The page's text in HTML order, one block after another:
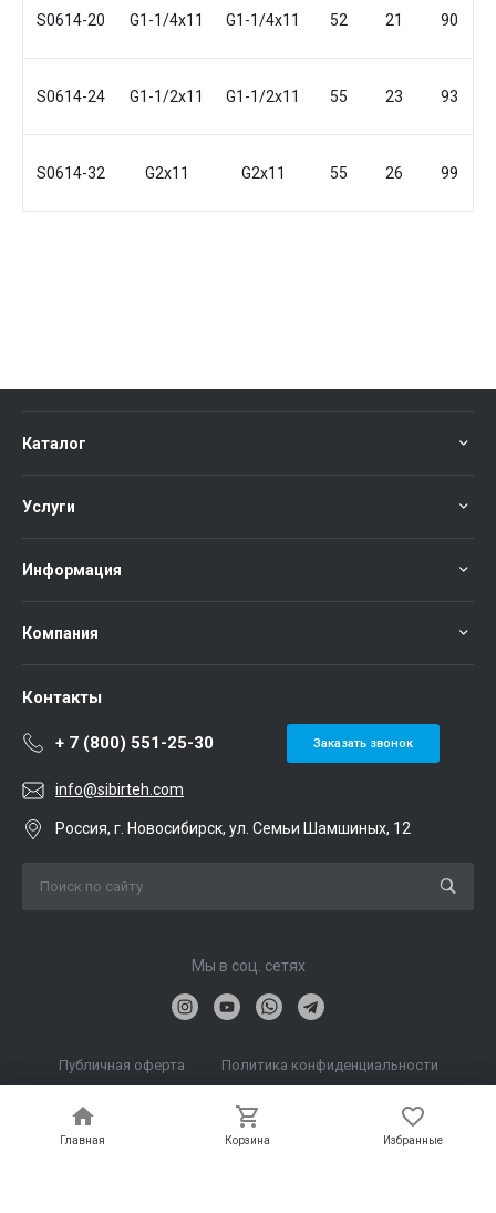
Главная Корзина Избранные
Главная Корзина Избранные
S0614-20 G1-1/4x11 G1-1/4x11 52 21 90
S0614-24 G1-1/2x11 G1-1/2x11 55 23 93
S0614-32 G2x11 G2x11 55 26 99
Каталог
Услуги
Информация
Компания
Контакты
+ 7 (800) 551-25-30 Заказать звонок
info@sibirteh.com
Россия, г. Новосибирск, ул. Семьи Шамшиных, 12
Мы в соц. сетях
Публичная оферта Политика конфиденциальности
Поисковое
продвижение
маркетинговое
агентство
Директ
Лайн